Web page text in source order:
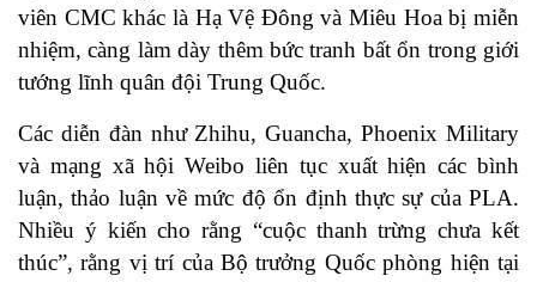
viên CMC khác là Hạ Vệ Đông và Miêu Hoa bị miễn
nhiệm, càng làm dày thêm bức tranh bất ổn trong giới
tướng lĩnh quân đội Trung Quốc.
Các diễn đàn như Zhihu, Guancha, Phoenix Military
và mạng xã hội Weibo liên tục xuất hiện các bình
luận, thảo luận về mức độ ổn định thực sự của PLA.
Nhiều ý kiến cho rằng “cuộc thanh trừng chưa kết
thúc”, rằng vị trí của Bộ trưởng Quốc phòng hiện tại